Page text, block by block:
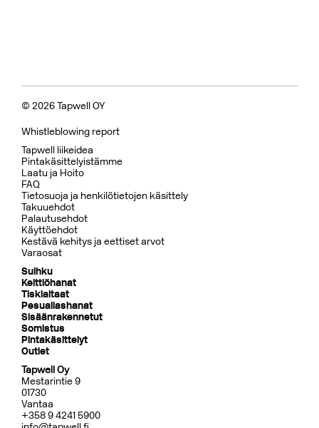
© 2026 Tapwell OY
Whistleblowing report
Tapwell liikeidea
Pintakäsittelyistämme
Laatu ja Hoito
FAQ
Tietosuoja ja henkilötietojen käsittely
Takuuehdot
Palautusehdot
Käyttöehdot
Kestävä kehitys ja eettiset arvot
Varaosat
Suihku
Keittiöhanat
Tiskialtaat
Pesuallashanat
Sisäänrakennetut
Somistus
Pintakäsittelyt
Outlet
Tapwell Oy
Mestarintie 9
01730
Vantaa
+358 9 4241 5900